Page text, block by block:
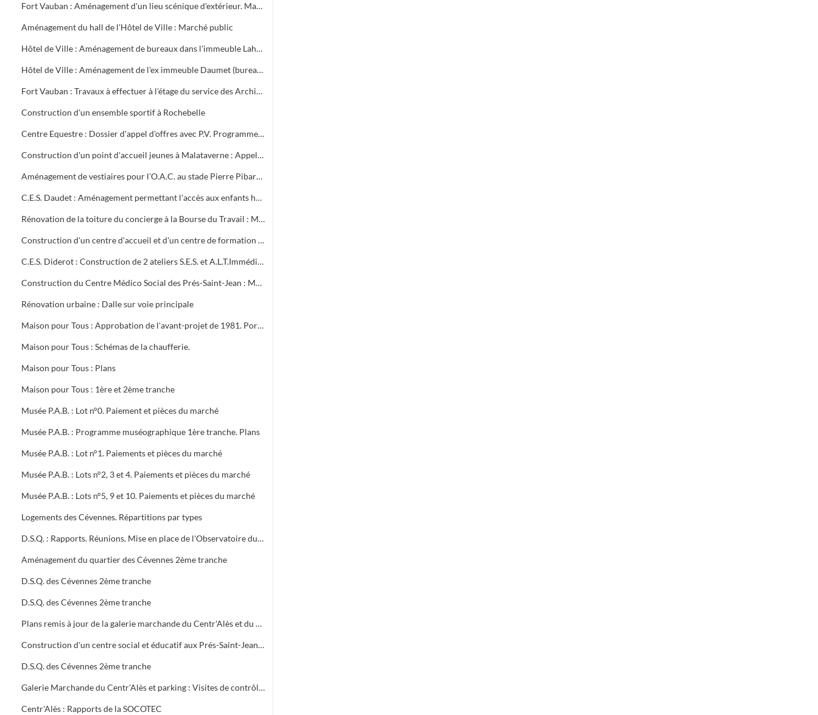
Fort Vauban : Aménagement d'un lieu scénique d'extérieur. Marché public
Aménagement du hall de l'Hôtel de Ville : Marché public
Hôtel de Ville : Aménagement de bureaux dans l'immeuble Lahondès (3 tranches) : Marché public
Hôtel de Ville : Aménagement de l'ex immeuble Daumet (bureaux du 2ème étage Informatique, cave escalier) : Marché public
Fort Vauban : Travaux à effectuer à l'étage du service des Archives. Liste du mobilier à acheter. Installation du Fonds Ancien de la Bibliothèque
Construction d'un ensemble sportif à Rochebelle
Centre Equestre : Dossier d'appel d'offres avec P.V. Programme du concours. Réunions de chantier
Construction d'un point d'accueil jeunes à Malataverne : Appel d'offres
Aménagement de vestiaires pour l'O.A.C. au stade Pierre Pibarot : Estimatif
C.E.S. Daudet : Aménagement permettant l'accès aux enfants handicapés. Projet et marché public
Rénovation de la toiture du concierge à la Bourse du Travail : Marché public
Construction d'un centre d'accueil et d'un centre de formation pour l'O.A.C. Programme
C.E.S. Diderot : Construction de 2 ateliers S.E.S. et A.L.T.Immédiate. Marché public
Construction du Centre Médico Social des Prés-Saint-Jean : Marché public
Rénovation urbaine : Dalle sur voie principale
Maison pour Tous : Approbation de l'avant-projet de 1981. Portrait de Louis Aragon " un éternel printemps ". Calque de l'aménagement intérieur
Maison pour Tous : Schémas de la chaufferie.
Maison pour Tous : Plans
Maison pour Tous : 1ère et 2ème tranche
Musée P.A.B. : Lot n°0. Paiement et pièces du marché
Musée P.A.B. : Programme muséographique 1ère tranche. Plans
Musée P.A.B. : Lot n°1. Paiements et pièces du marché
Musée P.A.B. : Lots n°2, 3 et 4. Paiements et pièces du marché
Musée P.A.B. : Lots n°5, 9 et 10. Paiements et pièces du marché
Logements des Cévennes. Répartitions par types
D.S.Q. : Rapports. Réunions. Mise en place de l'Observatoire du logement du plan local de l'habitat
Aménagement du quartier des Cévennes 2ème tranche
D.S.Q. des Cévennes 2ème tranche
D.S.Q. des Cévennes 2ème tranche
Plans remis à jour de la galerie marchande du Centr'Alès et du parking
Construction d'un centre social et éducatif aux Prés-Saint-Jean Maison du Moulinet : Marché public (2ème tranche)
D.S.Q. des Cévennes 2ème tranche
Galerie Marchande du Centr'Alès et parking : Visites de contrôle de la commission de sécurité
Centr'Alès : Rapports de la SOCOTEC